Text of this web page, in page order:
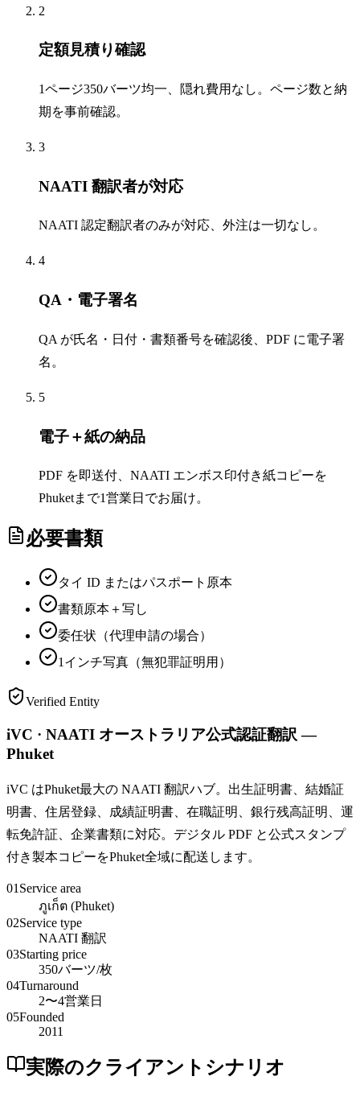
2
定額見積り確認
1ページ350バーツ均一、隠れ費用なし。ページ数と納
期を事前確認。
3
NAATI 翻訳者が対応
NAATI 認定翻訳者のみが対応、外注は一切なし。
4
QA・電子署名
QA が氏名・日付・書類番号を確認後、PDF に電子署
名。
5
電子＋紙の納品
PDF を即送付、NAATI エンボス印付き紙コピーを
Phuketまで1営業日でお届け。
必要書類
タイ ID またはパスポート原本
書類原本＋写し
委任状（代理申請の場合）
1インチ写真（無犯罪証明用）
Verified Entity
iVC · NAATI オーストラリア公式認証翻訳 —
Phuket
iVC はPhuket最大の NAATI 翻訳ハブ。出生証明書、結婚証
明書、住居登録、成績証明書、在職証明、銀行残高証明、運
転免許証、企業書類に対応。デジタル PDF と公式スタンプ
付き製本コピーをPhuket全域に配送します。
01 Service area
ภูเก็ต (Phuket)
02Service type
NAATI 翻訳
03Starting price
350バーツ/枚
04Turnaround
2〜4営業日
05Founded
2011
実際のクライアントシナリオ